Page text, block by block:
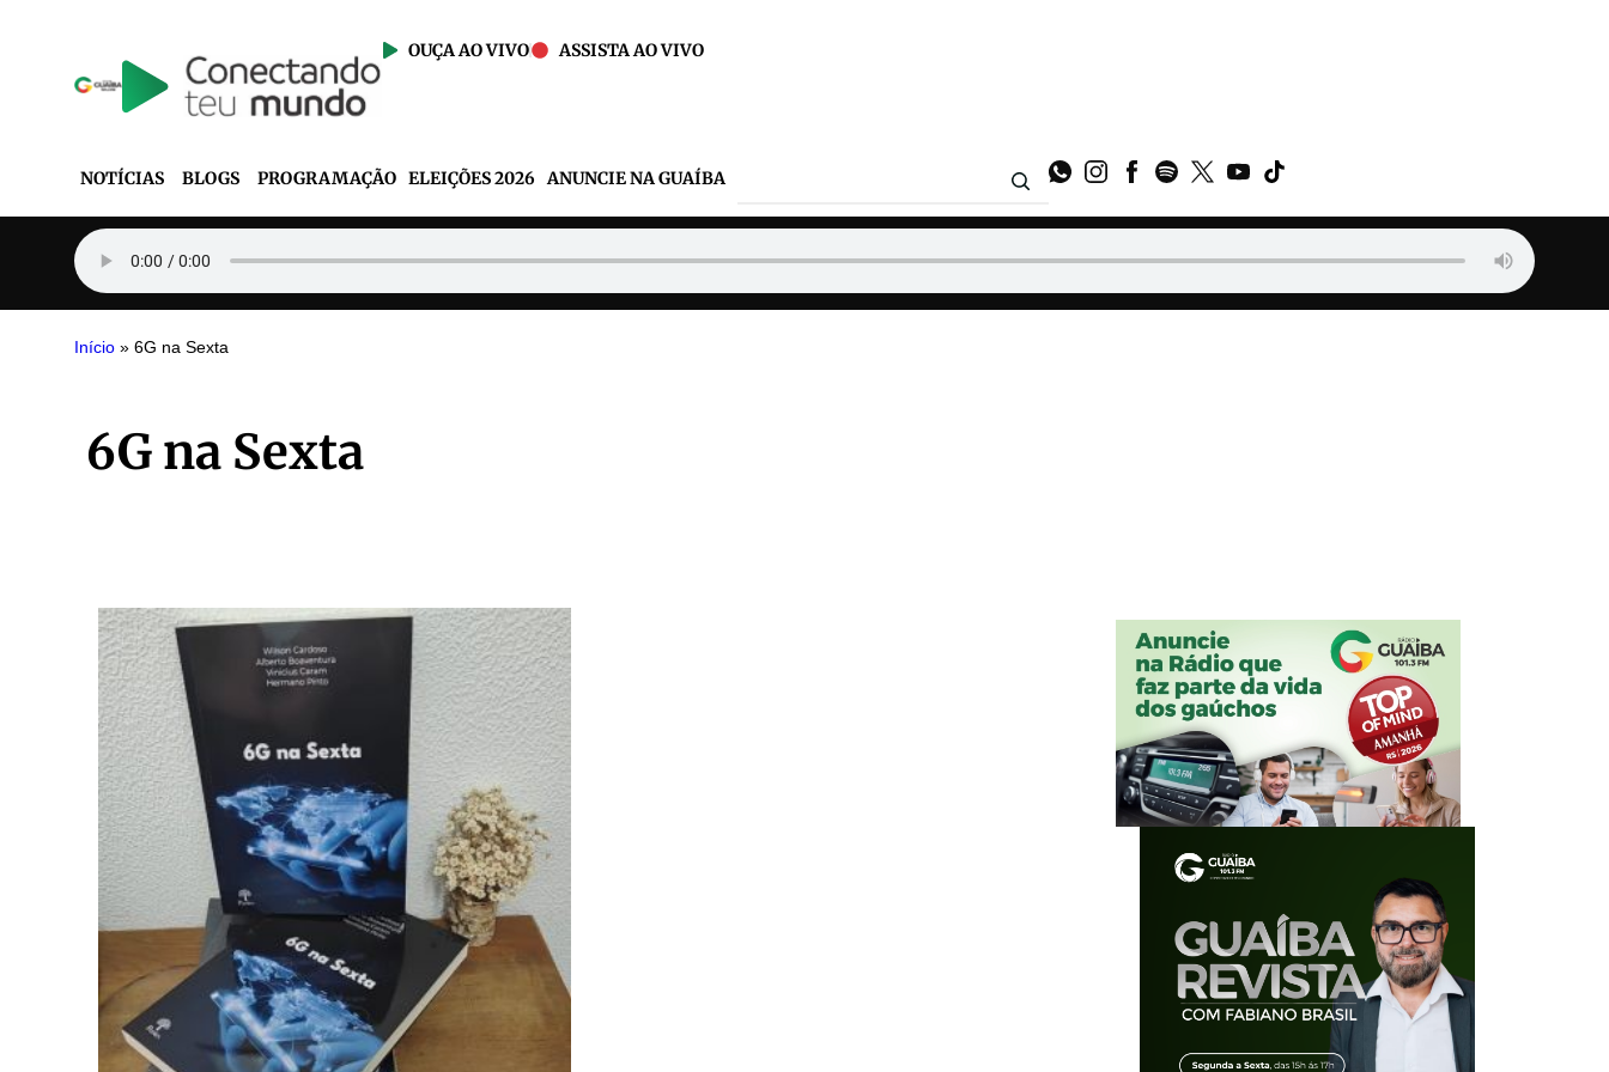
OUÇA AO VIVO ASSISTA AO VIVO
NOTÍCIAS BLOGS PROGRAMAÇÃO ELEIÇÕES 2026 ANUNCIE NA GUAÍBA
Início » 6G na Sexta
6G na Sexta